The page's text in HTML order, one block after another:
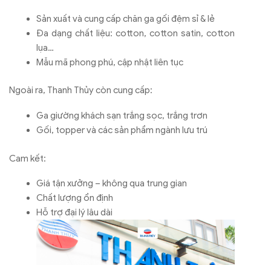
Sản xuất và cung cấp chăn ga gối đệm sỉ & lẻ
Đa dạng chất liệu: cotton, cotton satin, cotton
lụa…
Mẫu mã phong phú, cập nhật liên tục
Ngoài ra, Thanh Thủy còn cung cấp:
Ga giường khách sạn trắng sọc, trắng trơn
Gối, topper và các sản phẩm ngành lưu trú
Cam kết:
Giá tận xưởng – không qua trung gian
Chất lượng ổn định
Hỗ trợ đại lý lâu dài